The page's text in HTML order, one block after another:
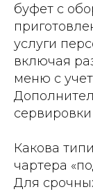
буфет с
услуги
включая
меню с
Какова
чартера
Для